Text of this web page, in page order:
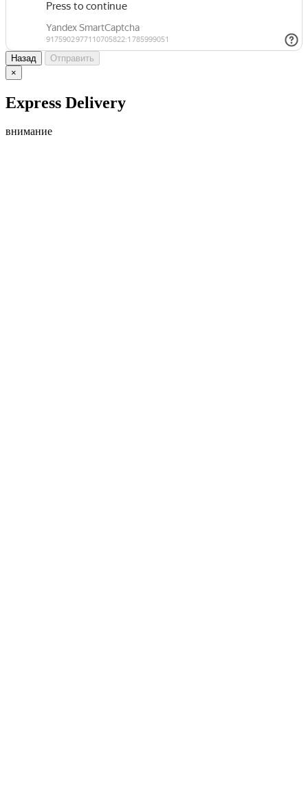
Назад
Отправить
×
Express Delivery
внимание